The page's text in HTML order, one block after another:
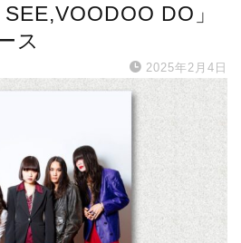
DO」
ス
2025年2月4日